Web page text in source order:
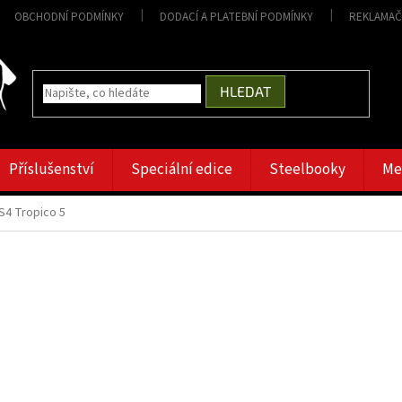
OBCHODNÍ PODMÍNKY DODACÍ A PLATEBNÍ PODMÍNKY
HLEDAT
Příslušenství Speciální edice Steelbooky
Tropico 5